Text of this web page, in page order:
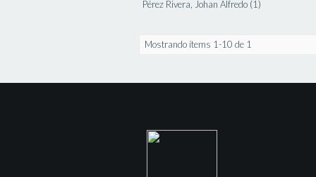
Pérez Rivera, Johan Alfredo (1)
Mostrando ítems 1-10 de 1